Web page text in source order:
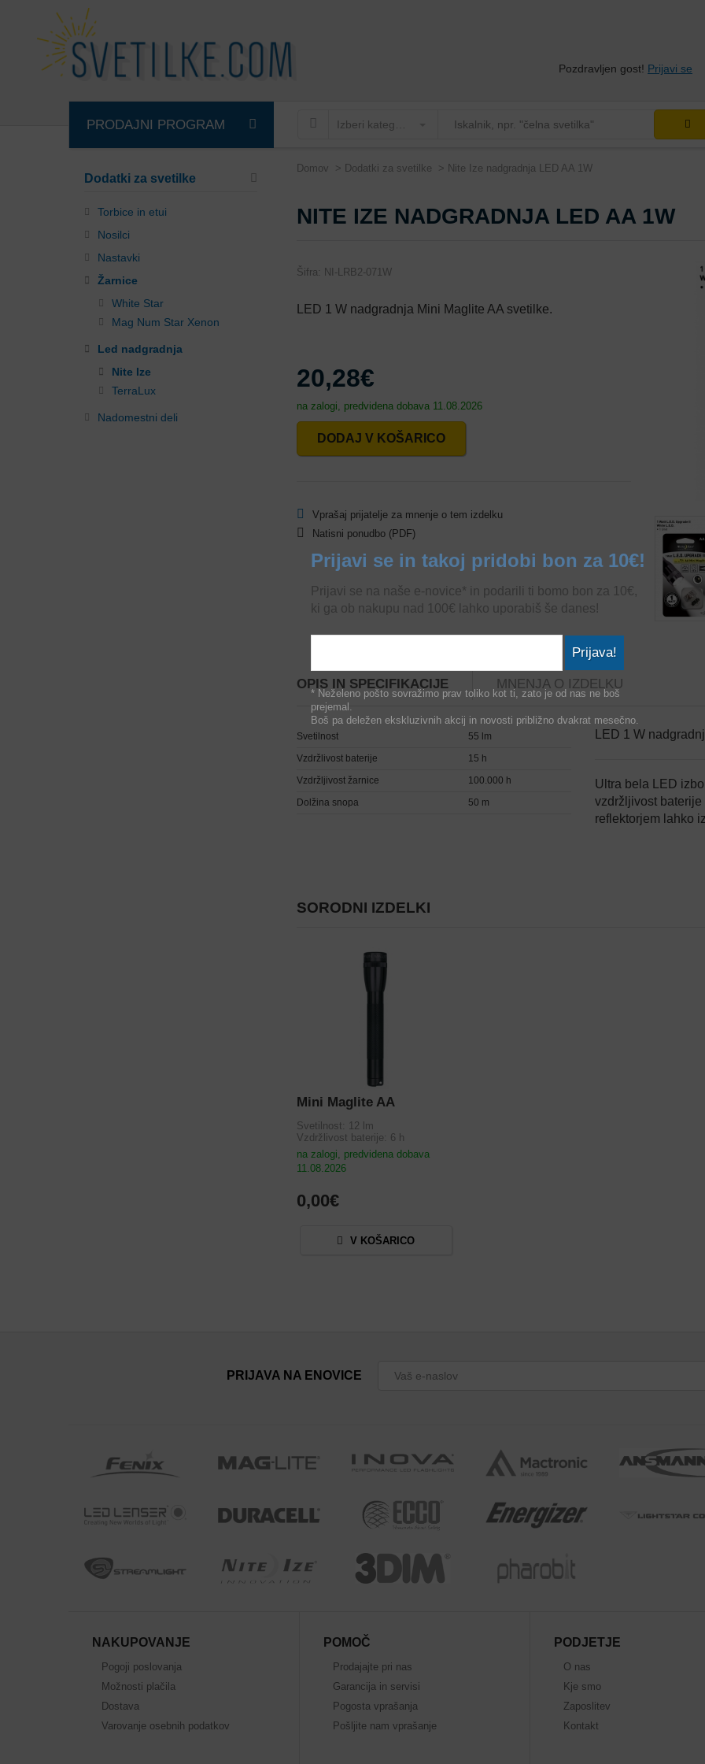
Pozdravljen gost! Prijavi se
PRODAJNI PROGRAM
Dodatki za svetilke
Torbice in etui
Nosilci
Nastavki
Žarnice
White Star
Mag Num Star Xenon
Led nadgradnja
Nite Ize
TerraLux
Nadomestni deli
Domov Dodatki za svetilke Nite Ize nadgradnja LED AA 1W
NITE IZE NADGRADNJA LED AA 1W
Šifra: NI-LRB2-071W
LED 1 W nadgradnja Mini Maglite AA svetilke.
20,28€
na zalogi, predvidena dobava 11.08.2026
DODAJ V KOŠARICO
Vprašaj prijatelje za mnenje o tem izdelku
Natisni ponudbo (PDF)
OPIS IN SPECIFIKACIJE MNENJA O IZDELKU
Svetilnost
55 lm
Vzdržlivost baterije
15 h
Vzdržljivost žarnice
100.000 h
Dolžina snopa
50 m
LED 1 W
Ultra bela LED
vzdržljivost
reflektorjem lahko
SORODNI IZDELKI
Mini Maglite AA
Svetilnost: 12 lm
Vzdržlivost baterije: 6 h
na zalogi, predvidena dobava
11.08.2026
0,00€
V KOŠARICO
PRIJAVA NA ENOVICE
NAKUPOVANJE
Pogoji poslovanja
Možnosti plačila
Dostava
Varovanje osebnih podatkov
POMOČ
Prodajajte pri nas
Garancija in servisi
Pogosta vprašanja
Pošljite nam vprašanje
PODJETJE
O nas
Kje smo
Zaposlitev
Kontakt
Prijavi se in takoj pridobi bon za 10€!
Prijavi se na naše e-novice* in podarili ti bomo bon za 10€,
ki ga ob nakupu nad 100€ lahko uporabiš še danes!
Prijava!
* Neželeno pošto sovražimo prav toliko kot ti, zato je od nas ne boš
prejemal.
Boš pa deležen ekskluzivnih akcij in novosti približno dvakrat mesečno.